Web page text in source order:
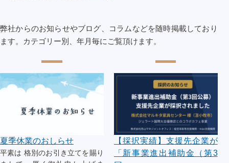
弊社からのお知らせやブログ、コラムなどを随時掲載しており
ます。カテゴリー別、年月毎にご覧頂けます。
夏季休業のおしらせ
平素は 格別のお引き立てを賜り
【採択実績】支援先企業が
「新事業進出補助金（第3